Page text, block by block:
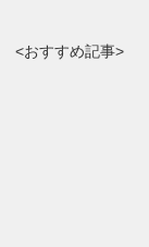
<おすすめ記事>